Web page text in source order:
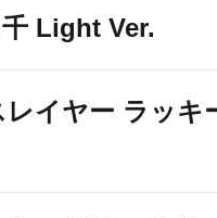
Light Ver.
イヤー ラッキ